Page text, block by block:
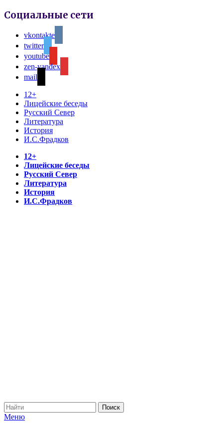
Социальные сети
vkontakte
twitter
youtube
zen-yandex
mail
12+
Лицейские беседы
Русский Север
Литература
История
И.С.Фрадков
12+
Лицейские беседы
Русский Север
Литература
История
И.С.Фрадков
Меню